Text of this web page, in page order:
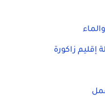
إقليم زاكورة